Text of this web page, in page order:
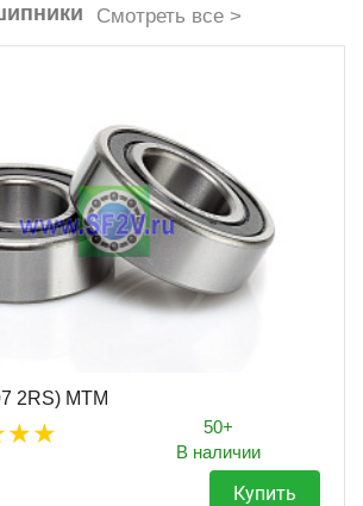
Смотреть все >
2RS) MTM
50+
В наличии
Купить